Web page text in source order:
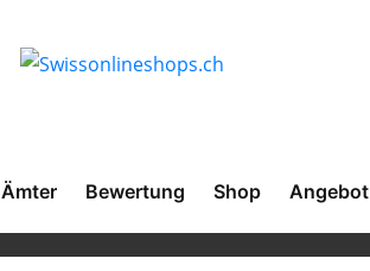
Ämter Bewertung Shop Angebot